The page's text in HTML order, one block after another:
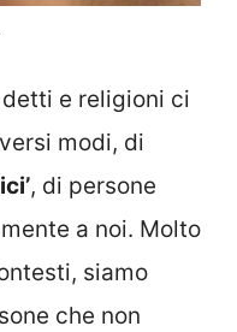
e religioni ci
modi, di
, di persone
a noi. Molto
siamo
che non